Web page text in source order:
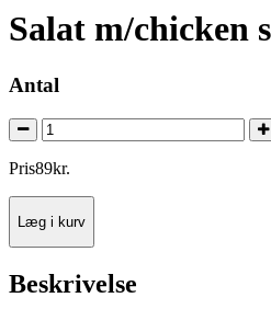
Salat m/chicken
Antal
Pris89kr.
Læg i kurv
Beskrivelse